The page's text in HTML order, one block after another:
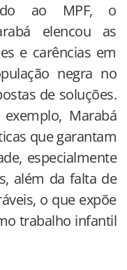
ao MPF, o
elencou as
e carências em
negra no
de soluções.
Marabá
que garantam
especialmente
além da falta de
o que expõe
trabalho infantil